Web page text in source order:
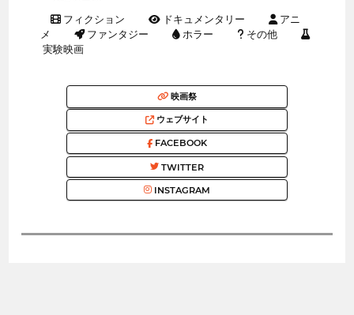
フィクション ドキュメンタリー
アニ
メ
ファンタジー ホラー
その他
実験映画
映画祭
ウェブサイト
FACEBOOK
TWITTER
INSTAGRAM